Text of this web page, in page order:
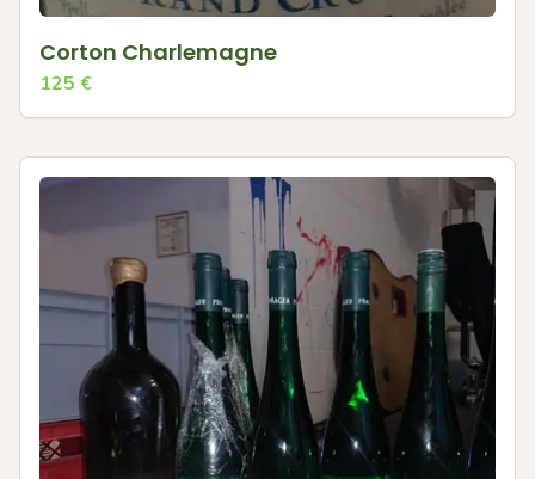
Corton Charlemagne
125 €